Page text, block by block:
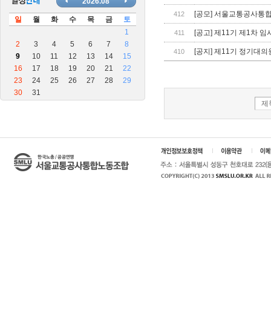
412 [공모] 서울교통공사통
411 [공고] 제11기 제1차 임
410 [공지] 제11기 정기대의
제